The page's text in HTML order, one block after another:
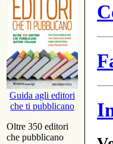
Guida agli editori
che ti pubblicano
Oltre 350 editori
che pubblicano